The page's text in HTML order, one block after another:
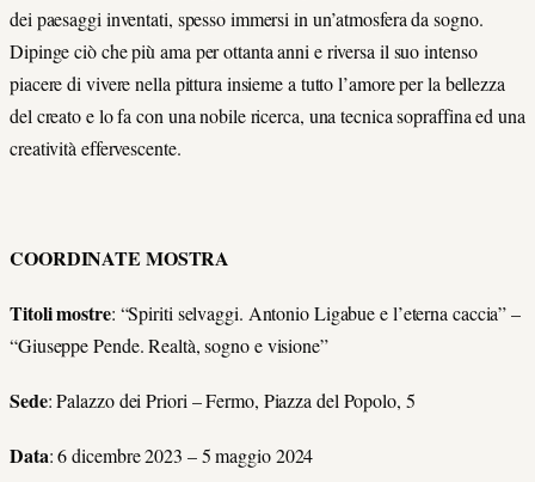
dei paesaggi inventati, spesso immersi in un’atmosfera da sogno.
Dipinge ciò che più ama per ottanta anni e riversa il suo intenso
piacere di vivere nella pittura insieme a tutto l’amore per la bellezza
del creato e lo fa con una nobile ricerca, una tecnica sopraffina ed una
creatività effervescente.
COORDINATE MOSTRA
Titoli mostre: “Spiriti selvaggi. Antonio Ligabue e l’eterna caccia” –
“Giuseppe Pende. Realtà, sogno e visione”
Sede: Palazzo dei Priori – Fermo, Piazza del Popolo, 5
Data: 6 dicembre 2023 – 5 maggio 2024